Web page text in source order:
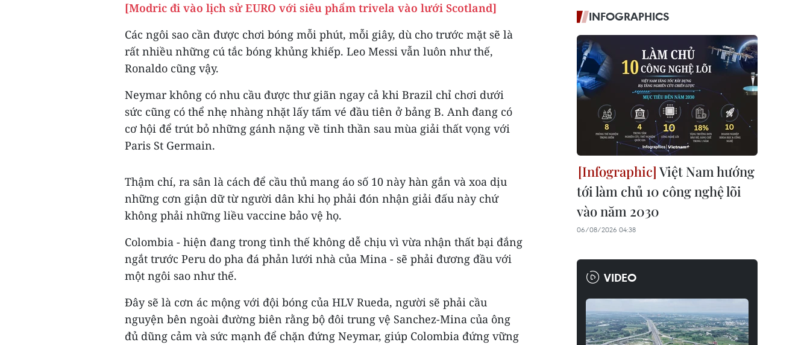
[Modric đi vào lịch sử EURO với siêu phẩm trivela vào lưới Scotland]
Các ngôi sao cần được chơi bóng mỗi phút, mỗi giây, dù cho trước mặt sẽ là
rất nhiều những cú tắc bóng khủng khiếp. Leo Messi vẫn luôn như thế,
Ronaldo cũng vậy.
Neymar không có nhu cầu được thư giãn ngay cả khi Brazil chỉ chơi dưới
sức cũng có thể nhẹ nhàng nhặt lấy tấm vé đầu tiên ở bảng B. Anh đang có
cơ hội để trút bỏ những gánh nặng về tinh thần sau mùa giải thất vọng với
Paris St Germain.
Thậm chí, ra sân là cách để cầu thủ mang áo số 10 này hàn gắn và xoa dịu
những cơn giận dữ từ người dân khi họ phải đón nhận giải đấu này chứ
không phải những liều vaccine bảo vệ họ.
Colombia - hiện đang trong tình thế không dễ chịu vì vừa nhận thất bại đắng
ngắt trước Peru do pha đá phản lưới nhà của Mina - sẽ phải đương đầu với
một ngôi sao như thế.
Đây sẽ là cơn ác mộng với đội bóng của HLV Rueda, người sẽ phải cầu
nguyện bên ngoài đường biên rằng bộ đôi trung vệ Sanchez-Mina của ông
đủ dũng cảm và sức mạnh để chặn đứng Neymar, giúp Colombia đứng vững
INFOGRAPHICS
Việt Nam hướng
tới làm chủ 10 công nghệ lõi
vào năm 2030
06/08/2026 04:38
VIDEO